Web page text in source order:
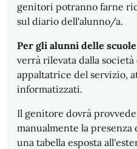
genitori potranno farne
sul diario dell'alunno/a.
Per gli alunni delle
verrà rilevata dalla
appaltatrice del servizio,
informatizzati.
Il genitore dovrà
manualmente la presenza
una tabella esposta